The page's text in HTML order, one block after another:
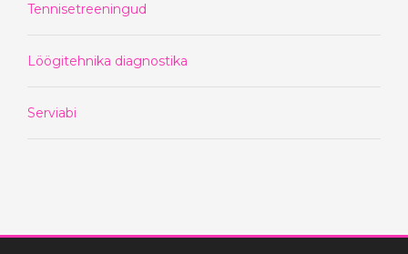
Tennisetreeningud
Löögitehnika diagnostika
Serviabi